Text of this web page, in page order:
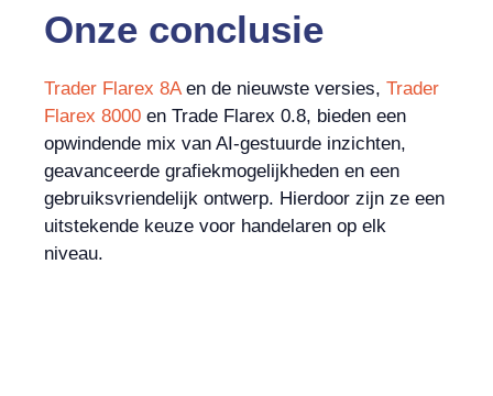
Onze conclusie
Trader Flarex 8Aen de nieuwste versies, Trader
Flarex 8000 en Trade Flarex 0.8, bieden een
opwindende mix van AI-gestuurde inzichten,
geavanceerde grafiekmogelijkheden en een
gebruiksvriendelijk ontwerp. Hierdoor zijn ze een
uitstekende keuze voor handelaren op elk
niveau.